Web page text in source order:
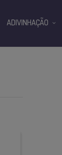
ADIVINHAÇÃO